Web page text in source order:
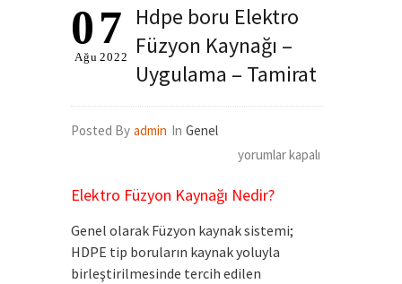
Hdpe boru Elektro
Füzyon Kaynağı –
Uygulama – Tamirat
07
Ağu 2022
Posted By admin In Genel
Hdpe
Elektro
Füzyon
Kaynağı
–
yorumlar kapalı
Elektro Füzyon Kaynağı Nedir?
Genel olarak Füzyon kaynak sistemi;
HDPE tip boruların kaynak yoluyla
birleştirilmesinde tercih edilen